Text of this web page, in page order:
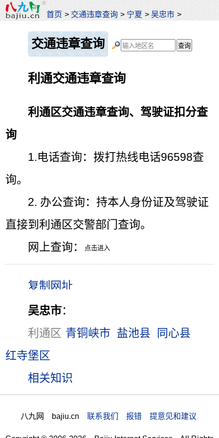
首页 > 交通违章查询 > 宁夏 >吴忠市 >
交通违章查询
利通交通违章查询
利通区交通违章查询、驾驶证扣分查
询
1.电话查询：拨打热线电话96598查
询。
2. 办公查询：持本人身份证及驾驶证
直接到利通区交警部门查询。
网上查询：
吴忠市：
利通区 青铜峡市 盐池县
同心县
红寺堡区
相关知识
八九网 bajiu.cn 联系我们 报错 提意见和建议